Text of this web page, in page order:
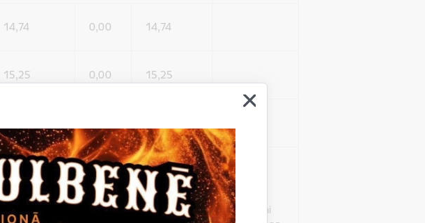
14,74 0,00 14,74
15,25 0,00 15,25
13,87 0,00 13,87
Papildus
punkts
Grozījumi